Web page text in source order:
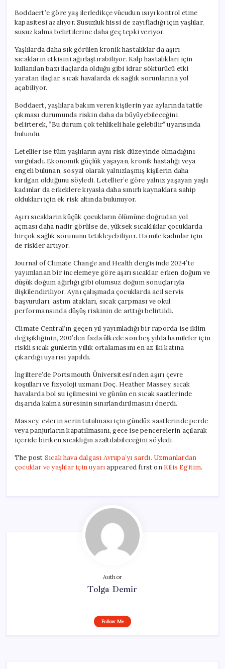
Boddaert’e göre yaş ilerledikçe vücudun ısıyı kontrol etme
kapasitesi azalıyor. Susuzluk hissi de zayıfladığı için yaşlılar,
susuz kalma belirtilerine daha geç tepki veriyor.
Yaşlılarda daha sık görülen kronik hastalıklar da aşırı
sıcakların etkisini ağırlaştırabiliyor. Kalp hastalıkları için
kullanılan bazı ilaçlarda olduğu gibi idrar söktürücü etki
yaratan ilaçlar, sıcak havalarda ek sağlık sorunlarına yol
açabiliyor.
Boddaert, yaşlılara bakım veren kişilerin yaz aylarında tatile
çıkması durumunda riskin daha da büyüyebileceğini
belirterek, “Bu durum çok tehlikeli hale gelebilir” uyarısında
bulundu.
Letellier ise tüm yaşlıların aynı risk düzeyinde olmadığını
vurguladı. Ekonomik güçlük yaşayan, kronik hastalığı veya
engeli bulunan, sosyal olarak yalnızlaşmış kişilerin daha
kırılgan olduğunu söyledi. Letellier’e göre yalnız yaşayan yaşlı
kadınlar da erkeklere kıyasla daha sınırlı kaynaklara sahip
oldukları için ek risk altında bulunuyor.
Aşırı sıcakların küçük çocukların ölümüne doğrudan yol
açması daha nadir görülse de, yüksek sıcaklıklar çocuklarda
birçok sağlık sorununu tetikleyebiliyor. Hamile kadınlar için
de riskler artıyor.
Journal of Climate Change and Health dergisinde 2024’te
yayımlanan bir incelemeye göre aşırı sıcaklar, erken doğum ve
düşük doğum ağırlığı gibi olumsuz doğum sonuçlarıyla
ilişkilendiriliyor. Aynı çalışmada çocuklarda acil servis
başvuruları, astım atakları, sıcak çarpması ve okul
performansında düşüş riskinin de arttığı belirtildi.
Climate Central’ın geçen yıl yayımladığı bir raporda ise iklim
değişikliğinin, 200’den fazla ülkede son beş yılda hamileler için
riskli sıcak günlerin yıllık ortalamasını en az iki katına
çıkardığı uyarısı yapıldı.
İngiltere’de Portsmouth Üniversitesi’nden aşırı çevre
koşulları ve fizyoloji uzmanı Doç. Heather Massey, sıcak
havalarda bol su içilmesini ve günün en sıcak saatlerinde
dışarıda kalma süresinin sınırlandırılmasını önerdi.
Massey, evlerin serin tutulması için gündüz saatlerinde perde
veya panjurların kapatılmasını, gece ise pencerelerin açılarak
içeride biriken sıcaklığın azaltılabileceğini söyledi.
The post Sıcak hava dalgası Avrupa’yı sardı. Uzmanlardan
çocuklar ve yaşlılar için uyarıappeared first on Kilis Egitim.
Author
Tolga Demir
Follow Me